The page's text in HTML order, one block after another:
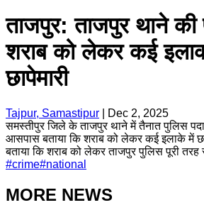
ताजपुर: ताजपुर थाने
शराब को लेकर कई
छापेमारी
Tajpur, Samastipur
Dec 2, 2025
समस्तीपुर जिले के ताजपुर थाने में तैनात पुलिस
आसपास बताया कि शराब को लेकर कई इलाके में
बताया कि शराब को लेकर ताजपुर पुलिस पूरी
#crime#national
MORE NEWS